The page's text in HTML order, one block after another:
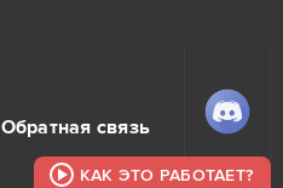
КАК ЭТО РАБОТАЕТ?
Обратная связь